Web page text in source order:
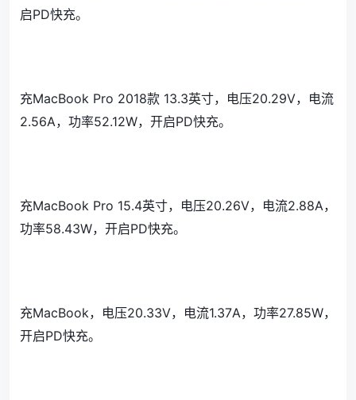
启PD快充。
充MacBook Pro 2018款 13.3英寸，电压20.29V，电流
2.56A，功率52.12W，开启PD快充。
充MacBook Pro 15.4英寸，电压20.26V，电流2.88A，
功率58.43W，开启PD快充。
充MacBook，电压20.33V，电流1.37A，功率27.85W，
开启PD快充。